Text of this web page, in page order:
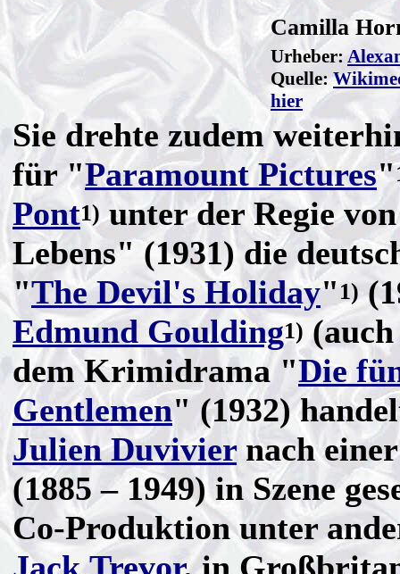
Camilla
Urheber:
Quelle:
hier
Sie drehte zudem
für "Paramount Pictures"
Pont1)unter der Regie
Lebens" (1931) die
"The Devil's Holiday" 1)
Edmund Goulding1)
dem Krimidrama "Die
Gentlemen" (1932)
Julien Duvivier nach
(1885 – 1949) in Szene
Co-Produktion unter